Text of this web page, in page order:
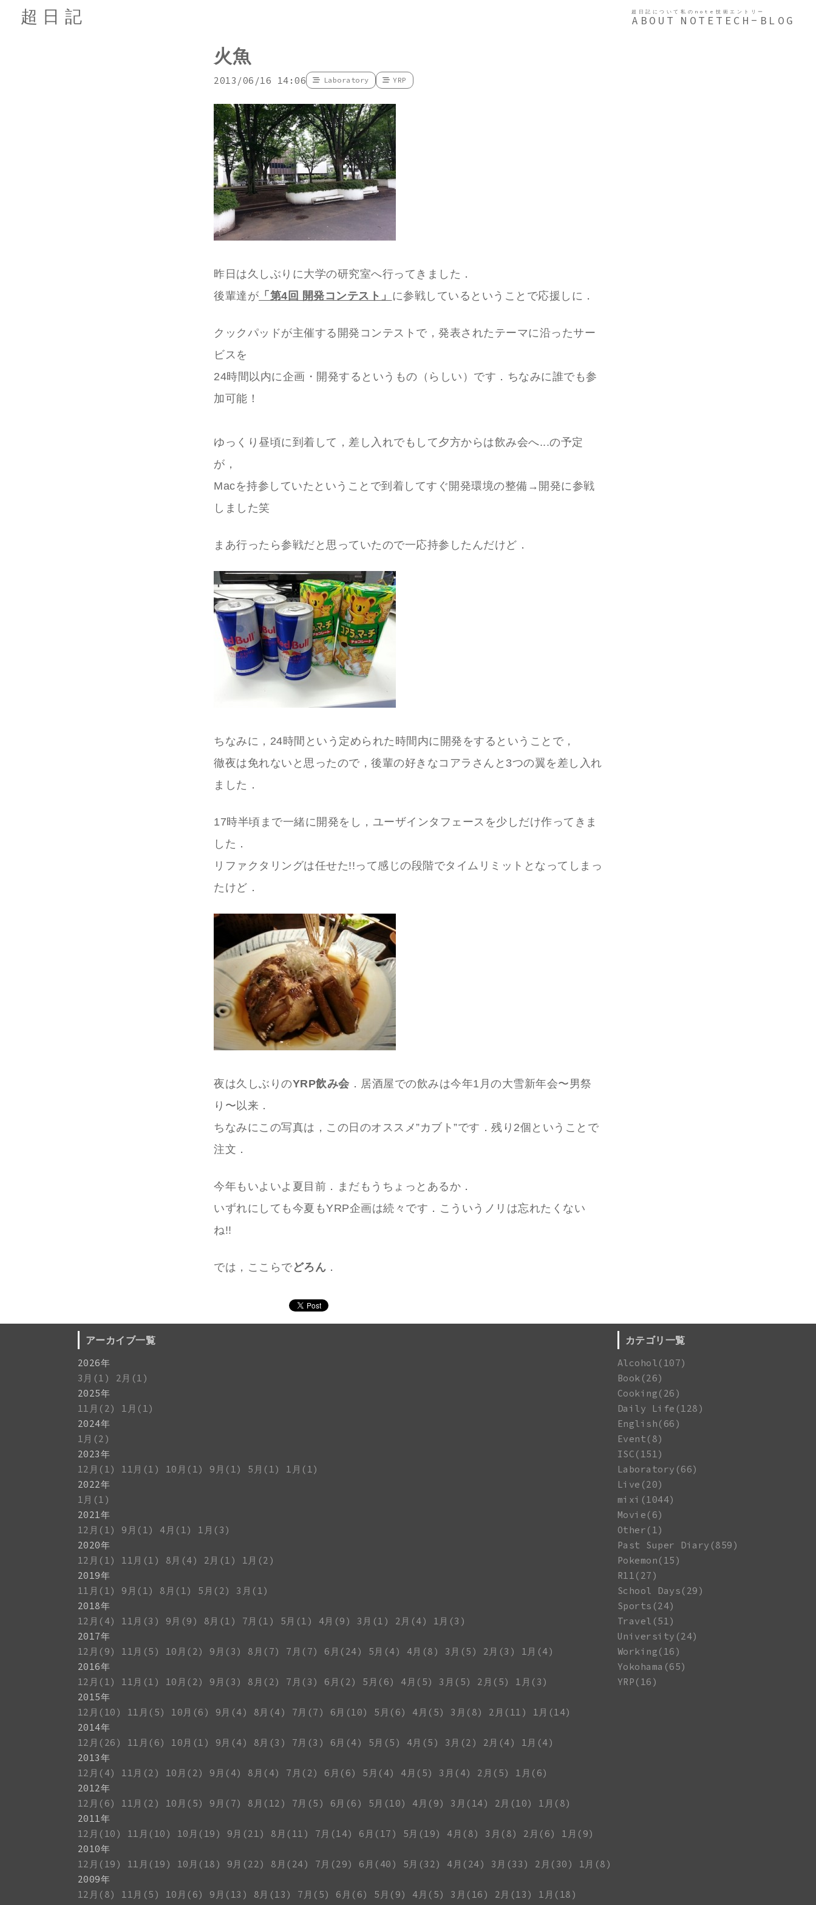
超日記 超日記について
ABOUT
私のnote
NOTE
技術エントリー
TECH-BLOG
火魚
2013/06/16 14:06 Laboratory YRP
昨日は久しぶりに大学の研究室へ行ってきました．
後輩達が 「第4回 開発コンテスト」 に参戦しているということで応援しに．
クックパッドが主催する開発コンテストで，発表されたテーマに沿ったサー
ビスを
24時間以内に企画・開発するというもの（らしい）です．ちなみに誰でも参
加可能！
ゆっくり昼頃に到着して，差し入れでもして夕方からは飲み会へ...の予定
が，
Macを持参していたということで到着してすぐ開発環境の整備→開発に参戦
しました笑
まあ行ったら参戦だと思っていたので一応持参したんだけど．
ちなみに，24時間という定められた時間内に開発をするということで，
徹夜は免れないと思ったので，後輩の好きなコアラさんと3つの翼を差し入れ
ました．
17時半頃まで一緒に開発をし，ユーザインタフェースを少しだけ作ってきま
した．
リファクタリングは任せた!!って感じの段階でタイムリミットとなってしまっ
たけど．
夜は久しぶりのYRP飲み会 ．居酒屋での飲みは今年1月の大雪新年会〜男祭
り〜以来．
ちなみにこの写真は，この日のオススメ”カブト”です．残り2個ということで
注文．
今年もいよいよ夏目前．まだもうちょっとあるか．
いずれにしても今夏もYRP企画は続々です．こういうノリは忘れたくない
ね!!
では，ここらで どろん ．
アーカイブ一覧
2026年
3月(1)
2月(1)
2025年
11月(2)
1月(1)
2024年
1月(2)
2023年
12月(1)
11月(1) 10月(1) 9月(1) 5月(1)
1月(1)
2022年
1月(1)
2021年
12月(1)
9月(1) 4月(1)
1月(3)
2020年
12月(1)
11月(1) 8月(4) 2月(1)
1月(2)
2019年
11月(1)
9月(1) 8月(1) 5月(2)
3月(1)
2018年
12月(4)
11月(3) 9月(9) 8月(1) 7月(1) 5月(1) 4月(9) 3月(1) 2月(4)
1月(3)
2017年
12月(9)
11月(5) 10月(2) 9月(3) 8月(7) 7月(7) 6月(24) 5月(4) 4月(8) 3月(5) 2月(3)
1月(4)
2016年
12月(1)
11月(1) 10月(2) 9月(3) 8月(2) 7月(3) 6月(2) 5月(6) 4月(5) 3月(5) 2月(5)
1月(3)
2015年
12月(10)
11月(5) 10月(6) 9月(4) 8月(4) 7月(7) 6月(10) 5月(6) 4月(5) 3月(8) 2月(11)
1月(14)
2014年
12月(26)
11月(6) 10月(1) 9月(4) 8月(3) 7月(3) 6月(4) 5月(5) 4月(5) 3月(2) 2月(4)
1月(4)
2013年
12月(4)
11月(2) 10月(2) 9月(4) 8月(4) 7月(2) 6月(6) 5月(4) 4月(5) 3月(4) 2月(5)
1月(6)
2012年
12月(6)
11月(2) 10月(5) 9月(7) 8月(12) 7月(5) 6月(6) 5月(10) 4月(9) 3月(14) 2月(10)
1月(8)
2011年
12月(10)
11月(10) 10月(19) 9月(21) 8月(11) 7月(14) 6月(17) 5月(19) 4月(8) 3月(8) 2月(6)
1月(9)
2010年
12月(19)
11月(19) 10月(18) 9月(22) 8月(24) 7月(29) 6月(40) 5月(32) 4月(24) 3月(33) 2月(30)
1月(8)
2009年
12月(8)
11月(5) 10月(6) 9月(13) 8月(13) 7月(5) 6月(6) 5月(9) 4月(5) 3月(16) 2月(13)
1月(18)
カテゴリ一覧
Alcohol(107)
Book(26)
Cooking(26)
Daily Life(128)
English(66)
Event(8)
ISC(151)
Laboratory(66)
Live(20)
mixi(1044)
Movie(6)
Other(1)
Past Super Diary(859)
Pokemon(15)
R11(27)
School Days(29)
Sports(24)
Travel(51)
University(24)
Working(16)
Yokohama(65)
YRP(16)